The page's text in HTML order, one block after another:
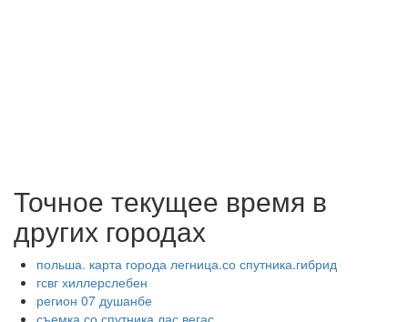
Точное текущее время в
других городах
польша. карта города легница.со спутника.гибрид
гсвг хиллерслебен
регион 07 душанбе
съемка со спутника лас вегас